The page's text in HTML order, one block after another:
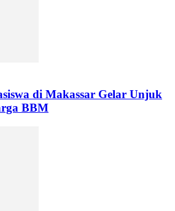
di Makassar Gelar Unjuk
BBM